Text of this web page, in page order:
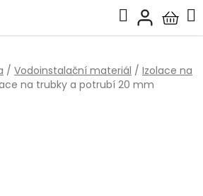
Hledat
košík
/ Vodoinstalační materiál / Izolace na
na trubky a potrubí 20 mm